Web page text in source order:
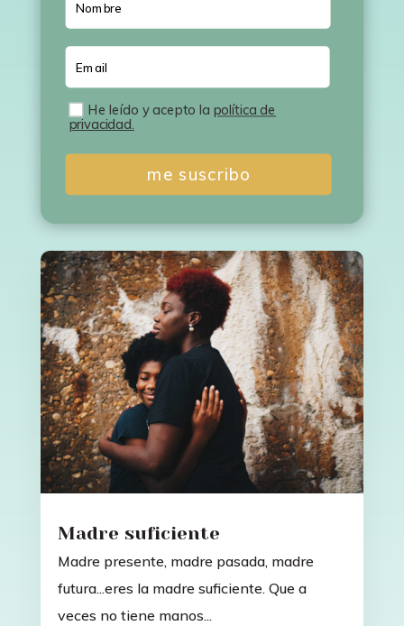
He leído y acepto la política de
privacidad.
me suscribo
Madre suficiente
Madre presente, madre pasada, madre
futura...eres la madre suficiente. Que a
veces no tiene manos...